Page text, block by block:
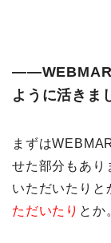
ように活きま
まずは
せた部分もあり
いただいたりと
ただいたり とか